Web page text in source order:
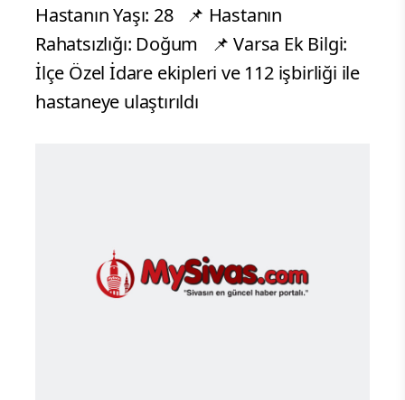
Hastanın Yaşı: 28 📌 Hastanın
Rahatsızlığı: Doğum 📌 Varsa Ek Bilgi:
İlçe Özel İdare ekipleri ve 112 işbirliği ile
hastaneye ulaştırıldı